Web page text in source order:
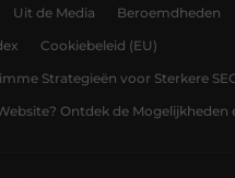
Uit de Media Beroemdheden
Cookiebeleid (EU)
Strategieën voor Sterkere
Ontdek de Mogelijkheden